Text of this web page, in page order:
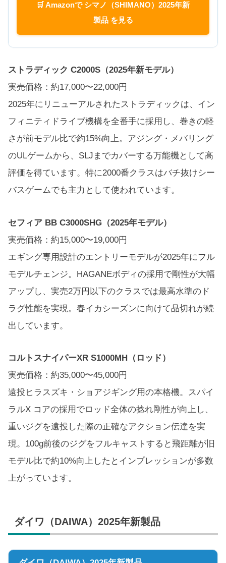
🛒 Amazonで シマノ（SHIMANO）2025年新
製品 を見る
ストラディック C2000S（2025年新モデル）
実売価格：約17,000〜22,000円
2025年にリニューアルされたストラディックは、イン
フィニティドライブ機構を全番手に採用し、巻きの軽
さが前モデル比で約15%向上。アジング・メバリング
のULゲームから、SLJまでカバーする万能機として高
評価を得ています。特に2000番クラスはバチ抜けシー
バスゲームでも主力として使われています。
セフィア BB C3000SHG（2025年モデル）
実売価格：約15,000〜19,000円
エギング専用設計のエントリーモデルが2025年にフル
モデルチェンジ。HAGANEボディの採用で剛性が大幅
アップし、実売2万円以下のクラスでは最高水準のド
ラグ性能を実現。春イカシーズンに向けて品切れが続
出しています。
コルトスナイパーXR S1000MH（ロッド）
実売価格：約35,000〜45,000円
遠投ヒラスズキ・ショアジギング用の本格機。スパイ
ラルX コアの採用でロッド全体の捻れ剛性が向上し、
重いジグを遠投した際の正確なアクション伝達を実
現。100g前後のジグをフルキャストすると飛距離が旧
モデル比で約10%向上したとインプレッションが多数
上がっています。
ダイワ（DAIWA）2025年新製品